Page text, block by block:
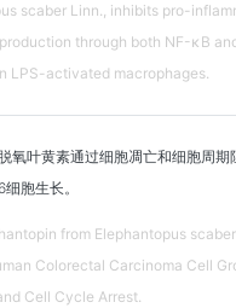
scaber Linn., inhibits pro-
through both NF-κB
LPS-activated macrophages.
氧叶黄素通过细胞凋亡和细胞周期
胞生长。
from Elephantopus
Colorectal Carcinoma Cell
Cell Cycle Arrest.